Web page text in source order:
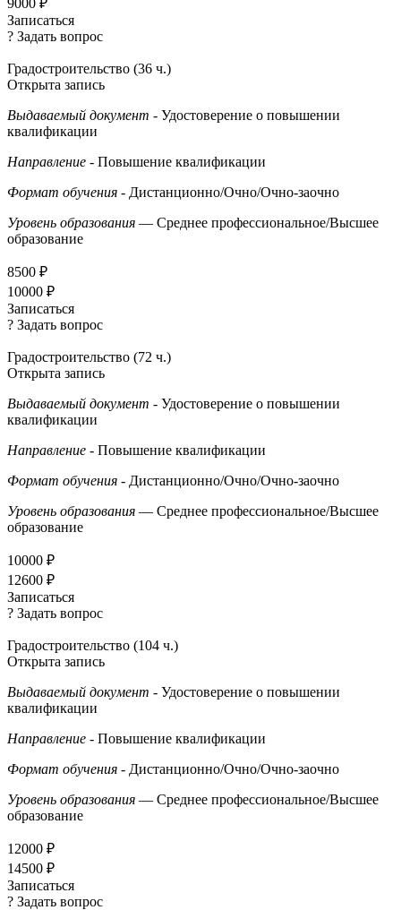
Записаться
? Задать вопрос
Градостроительство (36 ч.)
Открыта запись
Выдаваемый документ - Удостоверение о повышении
квалификации
Направление - Повышение квалификации
Формат обучения - Дистанционно/Очно/Очно-заочно
Уровень образования — Среднее профессиональное/Высшее
образование
8500 ₽
10000 ₽
Записаться
? Задать вопрос
Градостроительство (72 ч.)
Открыта запись
Выдаваемый документ - Удостоверение о повышении
квалификации
Направление - Повышение квалификации
Формат обучения - Дистанционно/Очно/Очно-заочно
Уровень образования — Среднее профессиональное/Высшее
образование
10000 ₽
12600 ₽
Записаться
? Задать вопрос
Градостроительство (104 ч.)
Открыта запись
Выдаваемый документ - Удостоверение о повышении
квалификации
Направление - Повышение квалификации
Формат обучения - Дистанционно/Очно/Очно-заочно
Уровень образования — Среднее профессиональное/Высшее
образование
12000 ₽
14500 ₽
Записаться
? Задать вопрос